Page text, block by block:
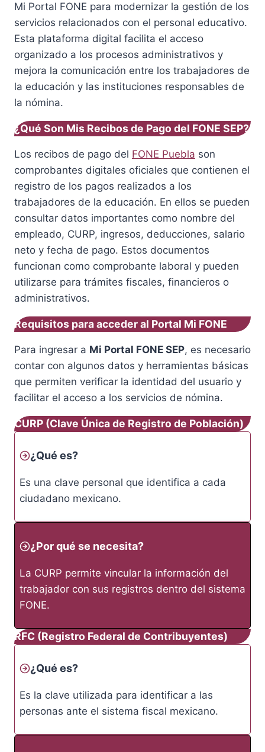
Mi Portal FONE para modernizar la gestión de los
servicios relacionados con el personal educativo.
Esta plataforma digital facilita el acceso
organizado a los procesos administrativos y
mejora la comunicación entre los trabajadores de
la educación y las instituciones responsables de
la nómina.
¿Qué Son Mis Recibos de Pago del FONE SEP?
Los recibos de pago del FONE Puebla son
comprobantes digitales oficiales que contienen el
registro de los pagos realizados a los
trabajadores de la educación. En ellos se pueden
consultar datos importantes como nombre del
empleado, CURP, ingresos, deducciones, salario
neto y fecha de pago. Estos documentos
funcionan como comprobante laboral y pueden
utilizarse para trámites fiscales, financieros o
administrativos.
Requisitos para acceder al Portal Mi FONE
Para ingresar a Mi Portal FONE SEP, es necesario
contar con algunos datos y herramientas básicas
que permiten verificar la identidad del usuario y
facilitar el acceso a los servicios de nómina.
CURP (Clave Única de Registro de Población)
¿Qué es?
Es una clave personal que identifica a cada
ciudadano mexicano.
¿Por qué se necesita?
La CURP permite vincular la información del
trabajador con sus registros dentro del sistema
FONE.
RFC (Registro Federal de Contribuyentes)
¿Qué es?
Es la clave utilizada para identificar a las
personas ante el sistema fiscal mexicano.